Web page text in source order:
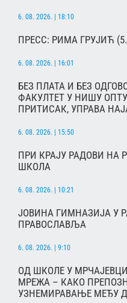
6. 08. 2026. | 18:10
ПРЕСС: РИМА ГРУЈИЋ
6. 08. 2026. | 16:01
БЕЗ ПЛАТА И БЕЗ
ФАКУЛТЕТ У НИШУ
ПРИТИСАК, УПРАВА
6. 08. 2026. | 15:50
ПРИ КРАЈУ РАДОВИ НА
ШКОЛА
6. 08. 2026. | 10:21
ЈОВИНА ГИМНАЗИЈА У
ПРАВОСЛАВЉА
6. 08. 2026. | 9:10
ОД ШКОЛЕ У
МРЕЖА – КАКО
УЗНЕМИРАВАЊЕ МЕЂУ